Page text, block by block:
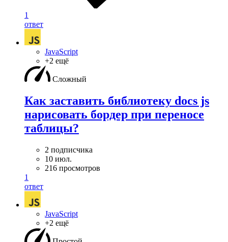
1
ответ
JavaScript
+2 ещё
Сложный
Как заставить библиотеку docs js
нарисовать бордер при переносе
таблицы?
2 подписчика
10 июл.
216 просмотров
1
ответ
JavaScript
+2 ещё